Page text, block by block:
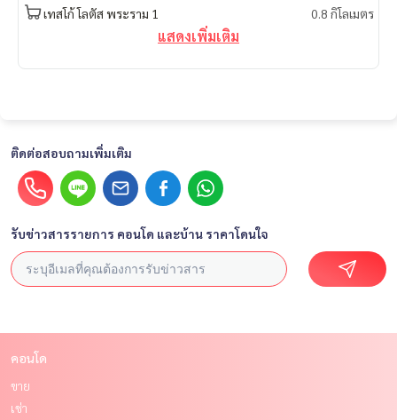
เทสโก้ โลตัส พระราม 1
0.8 กิโลเมตร
แสดงเพิ่มเติม
ติดต่อสอบถามเพิ่มเติม
รับข่าวสารรายการ คอนโด และบ้าน ราคาโดนใจ
คอนโด
ขาย
เช่า